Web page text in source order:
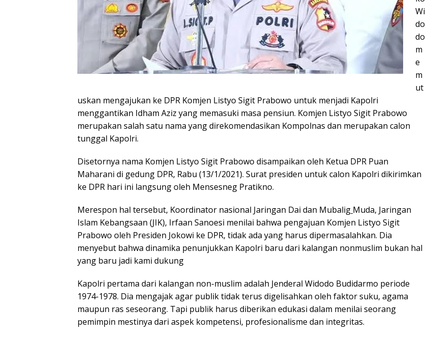
Wi
do
do
m
e
m
ut
uskan mengajukan ke DPR Komjen Listyo Sigit Prabowo untuk menjadi Kapolri
menggantikan Idham Aziz yang memasuki masa pensiun. Komjen Listyo Sigit Prabowo
merupakan salah satu nama yang direkomendasikan Kompolnas dan merupakan calon
tunggal Kapolri.
Disetornya nama Komjen Listyo Sigit Prabowo disampaikan oleh Ketua DPR Puan
Maharani di gedung DPR, Rabu (13/1/2021). Surat presiden untuk calon Kapolri dikirimkan
ke DPR hari ini langsung oleh Mensesneg Pratikno.
Merespon hal tersebut, Koordinator nasional Jaringan Dai dan Mubalig Muda, Jaringan
Islam Kebangsaan (JIK), Irfaan Sanoesi menilai bahwa pengajuan Komjen Listyo Sigit
Prabowo oleh Presiden Jokowi ke DPR, tidak ada yang harus dipermasalahkan. Dia
menyebut bahwa dinamika penunjukkan Kapolri baru dari kalangan nonmuslim bukan hal
yang baru jadi kami dukung
Kapolri pertama dari kalangan non-muslim adalah Jenderal Widodo Budidarmo periode
1974-1978. Dia mengajak agar publik tidak terus digelisahkan oleh faktor suku, agama
maupun ras seseorang. Tapi publik harus diberikan edukasi dalam menilai seorang
pemimpin mestinya dari aspek kompetensi, profesionalisme dan integritas.